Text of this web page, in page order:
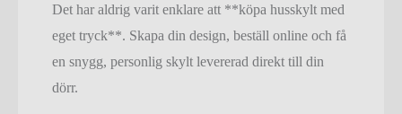
Det har aldrig varit enklare att **köpa husskylt med
eget tryck**. Skapa din design, beställ online och få
en snygg, personlig skylt levererad direkt till din
dörr.